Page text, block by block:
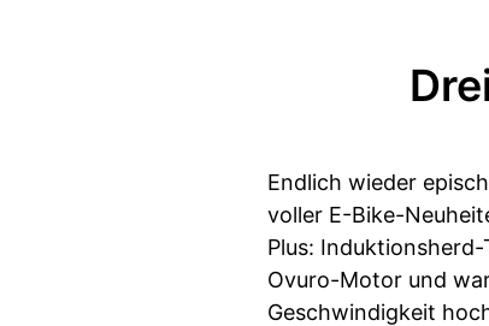
Endlich wieder
voller E-Bike-
Plus:
Ovuro-Motor und
Geschwindigkeit